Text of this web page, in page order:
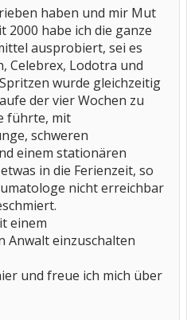
haben und mir Mut
2000 habe ich die ganze
ausprobiert, sei es
Celebrex, Lodotra und
wurde gleichzeitig
der vier Wochen zu
führte, mit
schweren
einem stationären
in die Ferienzeit, so
nicht erreichbar
einem
Anwalt einzuschalten
und freue ich mich über